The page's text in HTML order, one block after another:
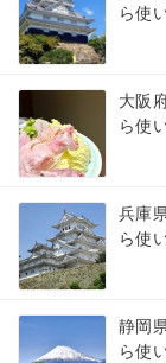
ら使
大阪
ら使
兵庫
ら使
静岡
ら使